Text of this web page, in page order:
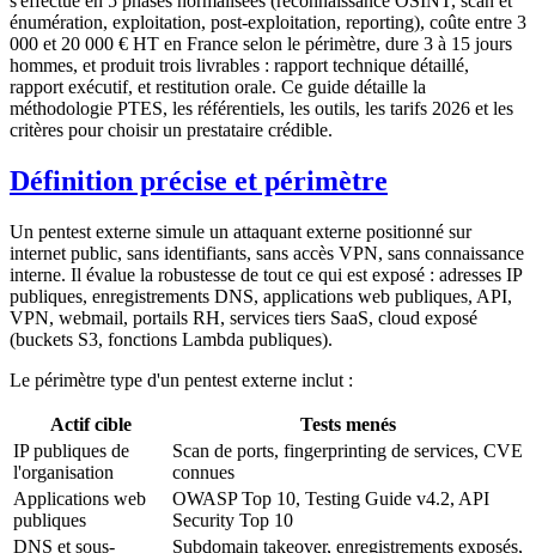
énumération, exploitation, post-exploitation, reporting), coûte entre 3
000 et 20 000 € HT en France selon le périmètre, dure 3 à 15 jours
hommes, et produit trois livrables : rapport technique détaillé,
rapport exécutif, et restitution orale. Ce guide détaille la
méthodologie PTES, les référentiels, les outils, les tarifs 2026 et les
critères pour choisir un prestataire crédible.
Définition précise et périmètre
Un pentest externe simule un attaquant externe positionné sur
internet public, sans identifiants, sans accès VPN, sans connaissance
interne. Il évalue la robustesse de tout ce qui est exposé : adresses IP
publiques, enregistrements DNS, applications web publiques, API,
VPN, webmail, portails RH, services tiers SaaS, cloud exposé
(buckets S3, fonctions Lambda publiques).
Le périmètre type d'un pentest externe inclut :
Actif cible
Tests menés
IP publiques de
l'organisation
Scan de ports, fingerprinting de services, CVE
connues
Applications web
publiques
OWASP Top 10, Testing Guide v4.2, API
Security Top 10
DNS et sous-
Subdomain takeover, enregistrements exposés,